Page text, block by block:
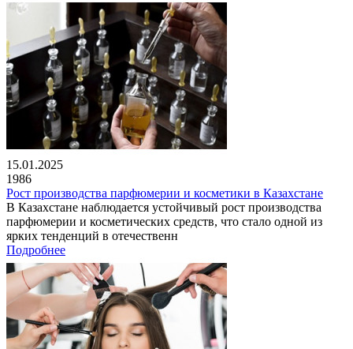
15.01.2025
1986
Рост производства парфюмерии и косметики в Казахстане
В Казахстане наблюдается устойчивый рост производства
парфюмерии и косметических средств, что стало одной из
ярких тенденций в отечественн
Подробнее